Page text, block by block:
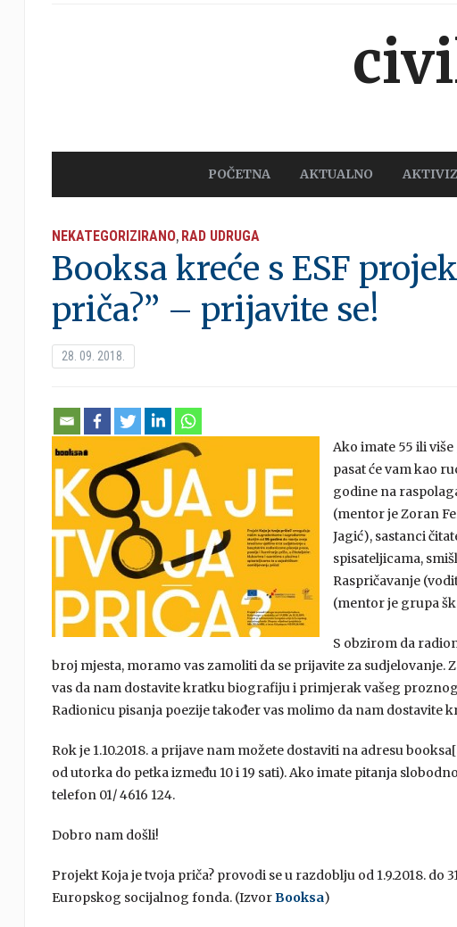
POČETNA AKTUALNO
NEKATEGORIZIRANO, RAD UDRUGA
Booksa kreće s ESF
priča?” – prijavite se!
28. 09. 2018.
Ako imate 55 ili
pasat će vam kao
godine na
(mentor je Zoran
Jagić), sastanci
spisateljicama,
Raspričavanje
(mentor je grupa
S obzirom da
broj mjesta, moramo vas zamoliti da se prijavite za
vas da nam dostavite kratku biografiju i primjerak vašeg
Radionicu pisanja poezije također vas molimo da nam dostavite
Rok je 1.10.2018. a prijave nam možete dostaviti na adresu
od utorka do petka između 10 i 19 sati). Ako imate pitanja
telefon 01/ 4616 124.
Dobro nam došli!
Projekt Koja je tvoja priča? provodi se u razdoblju od 1.9.2018. do
Europskog socijalnog fonda. (IzvorBooksa)